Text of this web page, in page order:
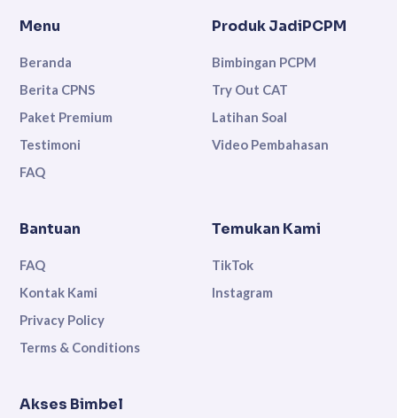
Menu
Beranda
Berita CPNS
Paket Premium
Testimoni
FAQ
Produk JadiPCPM
Bimbingan PCPM
Try Out CAT
Latihan Soal
Video Pembahasan
Bantuan
FAQ
Kontak Kami
Privacy Policy
Terms & Conditions
Temukan Kami
TikTok
Instagram
Akses Bimbel